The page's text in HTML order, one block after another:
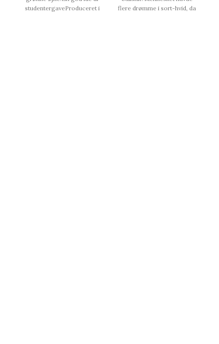
studentergaveProduceret i
flere drømme i sort-hvid, da